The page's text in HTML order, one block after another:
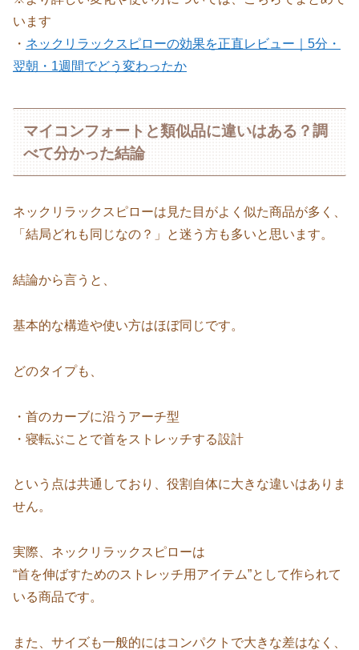
います
・ ネックリラックスピローの効果を正直レビュー｜5分・
翌朝・1週間でどう変わったか
マイコンフォートと類似品に違いはある？調
べて分かった結論
ネックリラックスピローは見た目がよく似た商品が多く、
「結局どれも同じなの？」と迷う方も多いと思います。
結論から言うと、
基本的な構造や使い方はほぼ同じです。
どのタイプも、
・首のカーブに沿うアーチ型
・寝転ぶことで首をストレッチする設計
という点は共通しており、役割自体に大きな違いはありま
せん。
実際、ネックリラックスピローは
“首を伸ばすためのストレッチ用アイテム”として作られて
いる商品です。
また、サイズも一般的にはコンパクトで大きな差はなく、